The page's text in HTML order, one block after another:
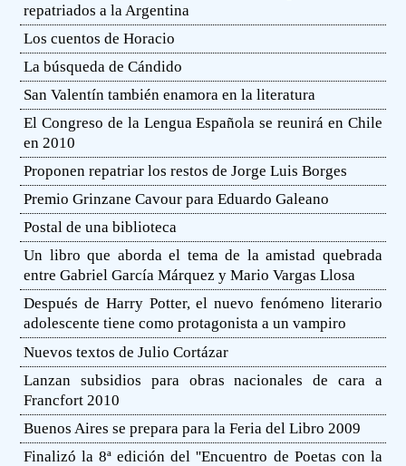
repatriados a la Argentina
Los cuentos de Horacio
La búsqueda de Cándido
San Valentín también enamora en la literatura
El Congreso de la Lengua Española se reunirá en Chile
en 2010
Proponen repatriar los restos de Jorge Luis Borges
Premio Grinzane Cavour para Eduardo Galeano
Postal de una biblioteca
Un libro que aborda el tema de la amistad quebrada
entre Gabriel García Márquez y Mario Vargas Llosa
Después de Harry Potter, el nuevo fenómeno literario
adolescente tiene como protagonista a un vampiro
Nuevos textos de Julio Cortázar
Lanzan subsidios para obras nacionales de cara a
Francfort 2010
Buenos Aires se prepara para la Feria del Libro 2009
Finalizó la 8ª edición del ''Encuentro de Poetas con la